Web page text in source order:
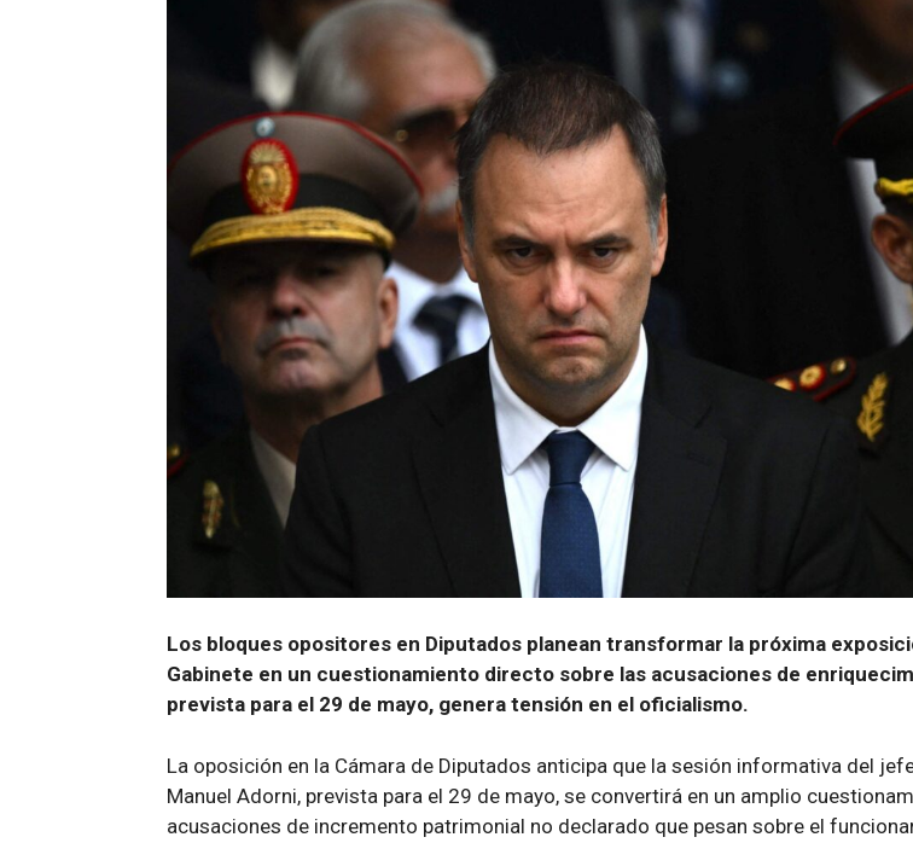
Los bloques opositores en Diputados planean transformar la próxima
Gabinete en un cuestionamiento directo sobre las acusaciones de
prevista para el 29 de mayo, genera tensión en el oficialismo.
La oposición en la Cámara de Diputados anticipa que la sesión informativa del
Manuel Adorni, prevista para el 29 de mayo, se convertirá en un amplio
acusaciones de incremento patrimonial no declarado que pesan sobre el